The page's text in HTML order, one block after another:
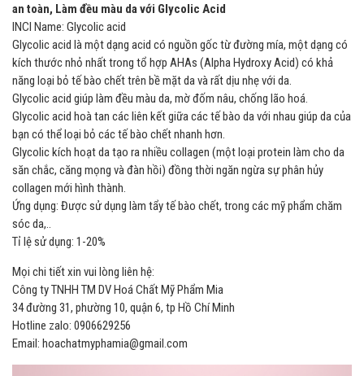
an toàn, Làm đều màu da với Glycolic Acid
INCI Name: Glycolic acid
Glycolic acid là một dạng acid có nguồn gốc từ đường mía, một dạng có
kích thước nhỏ nhất trong tổ hợp AHAs (Alpha Hydroxy Acid) có khả
năng loại bỏ tế bào chết trên bề mặt da và rất dịu nhẹ với da.
Glycolic acid giúp làm đều màu da, mờ đốm nâu, chống lão hoá.
Glycolic acid hoà tan các liên kết giữa các tế bào da với nhau giúp da của
bạn có thể loại bỏ các tế bào chết nhanh hơn.
Glycolic kích hoạt da tạo ra nhiều collagen (một loại protein làm cho da
săn chắc, căng mọng và đàn hồi) đồng thời ngăn ngừa sự phân hủy
collagen mới hình thành.
Ứng dụng: Được sử dụng làm tẩy tế bào chết, trong các mỹ phẩm chăm
sóc da,..
Tỉ lệ sử dụng: 1-20%
Mọi chi tiết xin vui lòng liên hệ:
Công ty TNHH TM DV Hoá Chất Mỹ Phẩm Mia
34 đường 31, phường 10, quận 6, tp Hồ Chí Minh
Hotline zalo: 0906629256
Email: hoachatmyphamia@gmail.com